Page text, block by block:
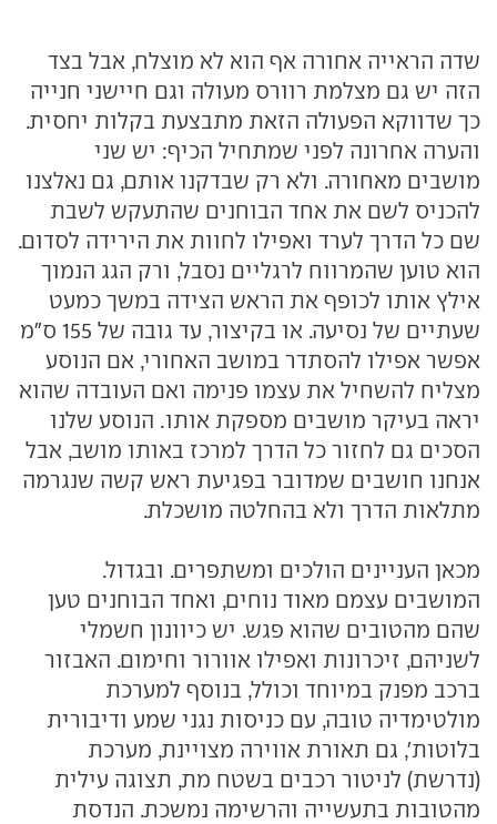
שדה הראייה אחורה אף הוא לא מוצלח, אבל בצד
הזה יש גם מצלמת רוורס מעולה וגם חיישני חנייה
כך שדווקא הפעולה הזאת מתבצעת בקלות יחסית.
והערה אחרונה לפני שמתחיל הכיף: יש שני
מושבים מאחורה. ולא רק שבדקנו אותם, גם נאלצנו
להכניס לשם את אחד הבוחנים שהתעקש לשבת
שם כל הדרך לערד ואפילו לחוות את הירידה לסדום.
הוא טוען שהמרווח לרגליים נסבל, ורק הגג הנמוך
אילץ אותו לכופף את הראש הצידה במשך כמעט
שעתיים של נסיעה. או בקיצור, עד גובה של 155 ס"מ
אפשר אפילו להסתדר במושב האחורי, אם הנוסע
מצליח להשחיל את עצמו פנימה ואם העובדה שהוא
יראה בעיקר מושבים מספקת אותו. הנוסע שלנו
הסכים גם לחזור כל הדרך למרכז באותו מושב, אבל
אנחנו חושבים שמדובר בפגיעת ראש קשה שנגרמה
מתלאות הדרך ולא בהחלטה מושכלת.
מכאן העניינים הולכים ומשתפרים. ובגדול.
המושבים עצמם מאוד נוחים, ואחד הבוחנים טען
שהם מהטובים שהוא פגש. יש כיוונון חשמלי
לשניהם, זיכרונות ואפילו אוורור וחימום. האבזור
ברכב מפנק במיוחד וכולל, בנוסף למערכת
מולטימדיה טובה, עם כניסות נגני שמע ודיבורית
בלוטות', גם תאורת אווירה מצויינת, מערכת
(נדרשת) לניטור רכבים בשטח מת, תצוגה עילית
מהטובות בתעשייה והרשימה נמשכת. הנדסת